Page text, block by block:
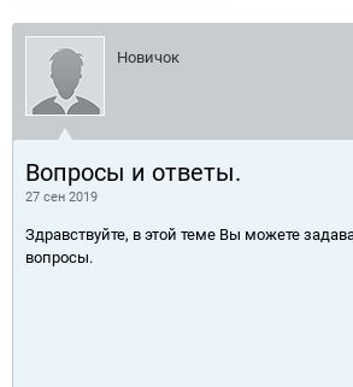
Новичок
Вопросы и ответы.
27 сен 2019
Здравствуйте, в этой теме Вы можете
вопросы.